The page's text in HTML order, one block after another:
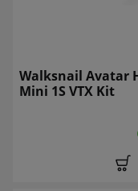
Walksnail Avatar
Mini 1S VTX Kit